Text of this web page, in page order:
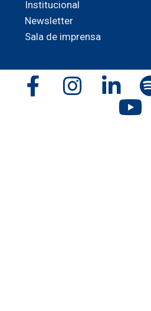
Institucional
Newsletter
Sala de imprensa